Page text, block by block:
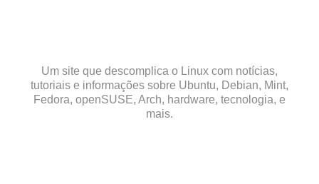
Um site que descomplica o Linux com notícias,
tutoriais e informações sobre Ubuntu, Debian, Mint,
Fedora, openSUSE, Arch, hardware, tecnologia, e
mais.